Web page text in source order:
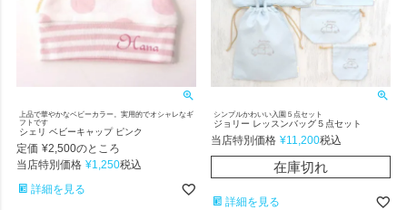
上品で華やかなベビーカラー。実用的でオシャレなギ
フトです
シェリ ベビーキャップ ピンク
定価 ¥2,500のところ
当店特別価格 ¥1,250税込
詳細を見る
シンプルかわいい入園５点セット
ジョリー レッスンバッグ５点セット
当店特別価格 ¥11,200税込
在庫切れ
詳細を見る